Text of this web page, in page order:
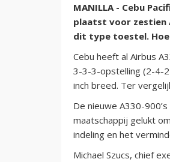
MANILLA - Cebu
plaatst voor zestien
dit type toestel.
Cebu heeft al Airbus
3-3-3-opstelling (2-4-2
inch breed. Ter
De nieuwe A330-
maatschappij gelukt
indeling en het
Michael Szucs, chief